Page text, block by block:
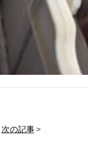
次の記事 >